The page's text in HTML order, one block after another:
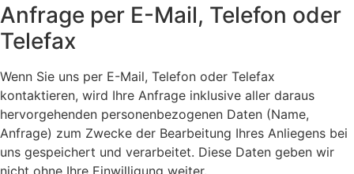
Anfrage per E-Mail, Telefon oder
Telefax
Wenn Sie uns per E-Mail, Telefon oder Telefax
kontaktieren, wird Ihre Anfrage inklusive aller daraus
hervorgehenden personenbezogenen Daten (Name,
Anfrage) zum Zwecke der Bearbeitung Ihres Anliegens bei
uns gespeichert und verarbeitet. Diese Daten geben wir
nicht ohne Ihre Einwilligung weiter.